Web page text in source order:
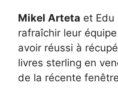
Mikel Arteta et Edu
rafraîchir leur
avoir réussi à
livres sterling en
de la récente